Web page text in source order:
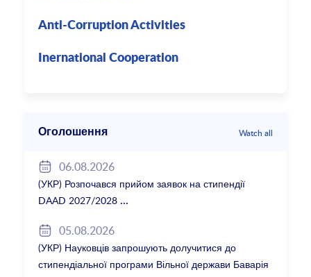
Anti-Corruption Activities
Inernational Cooperation
Оголошення Watch all
06.08.2026
(УКР) Розпочався прийом заявок на стипендії
DAAD 2027/2028
05.08.2026
(УКР) Науковців запрошують долучитися до
стипендіальної програми Вільної держави Баварія